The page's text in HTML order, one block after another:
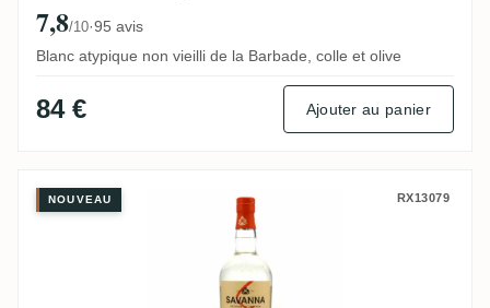
7,8/10·95 avis
Blanc atypique non vieilli de la Barbade, colle et olive
84 € Ajouter au panier
Savanna Lontan 57.5 Grand Arôme
NOUVEAU RX13079